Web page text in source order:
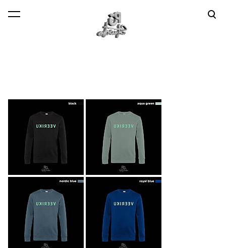
lisati ostukorvi. Vaata ostukorvi